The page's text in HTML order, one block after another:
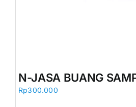
N-JASA BUANG
Rp300.000